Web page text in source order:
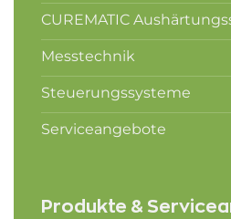
CUREMATIC
Messtechnik
Steuerungssysteme
Serviceangebote
Produkte &